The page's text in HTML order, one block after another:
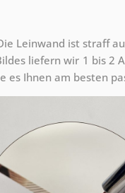
Leinwand ist straff
liefern wir 1 bis 2
es Ihnen am besten